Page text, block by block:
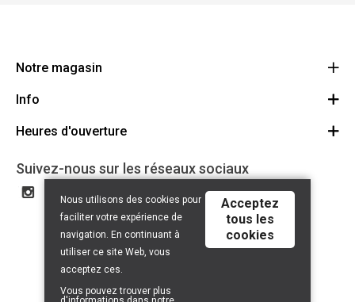
Notre magasin
Ecoflora
1500 Halle
32(0)2.361.77.61
BE 0886.319.484
Info
Offres d'emploi
Partenaires
Certificat bio
Droit de rétractation
Heures d'ouverture
Lundi: Fermé
Mardi: 09:00 - 17:00
Mercredi: 09:00 - 17:00
Jeudi: 09:00 - 17:00
Vendredi: 09:00 - 17:00
Suivez-nous sur les réseaux sociaux
Nous utilisons des cookies pour
faciliter votre expérience de
navigation. En continuant à
utiliser ce site Web, vous
acceptez ces.
Vous pouvez trouver plus
Acceptez
tous les
cookies